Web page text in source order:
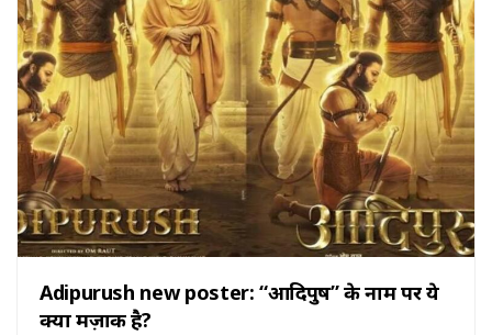
Adipurush new poster: “आदिपुरुष” के नाम पर ये
क्या मज़ाक है?